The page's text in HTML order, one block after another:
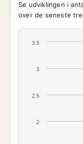
Se udviklingen i
over de seneste tre
2
2.5
3
3.5